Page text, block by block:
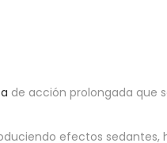
de acción prolongada que
efectos